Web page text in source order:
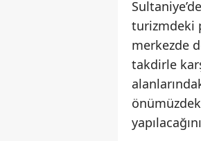
turizmdeki
merkezde
takdirle